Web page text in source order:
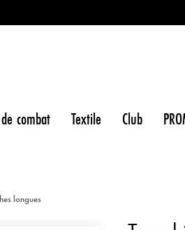
combat Textile Club
longues